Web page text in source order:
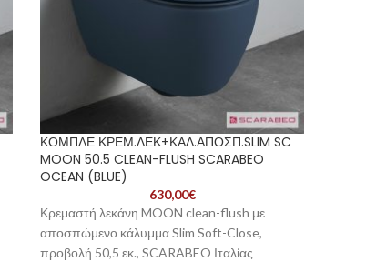
ΚΟΜΠΛΕ ΚΡΕΜ.ΛΕΚ+ΚΑΛ.ΑΠΟΣΠ.SLIM SC
MOON 50.5 CLEAN-FLUSH SCARABEO
OCEAN (BLUE)
630,00€
Κρεμαστή λεκάνη MOON clean-flush με
αποσπώμενο κάλυμμα Slim Soft-Close,
προβολή 50,5 εκ., SCARABEO Ιταλίας